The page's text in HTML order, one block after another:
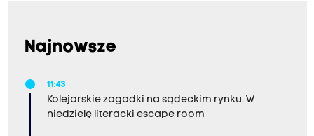
Najnowsze
11:43
Kolejarskie zagadki na sądeckim rynku. W
niedzielę literacki escape room